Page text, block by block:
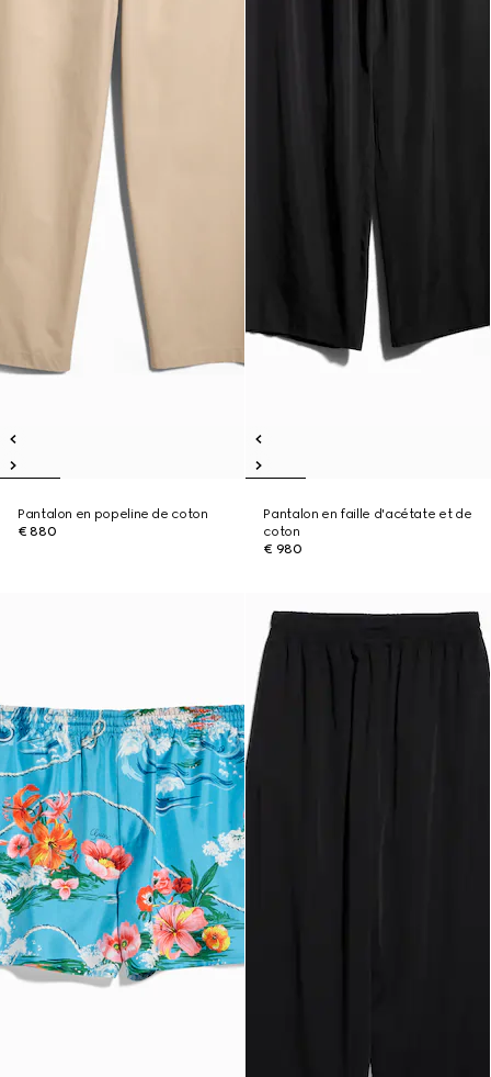
Pantalon en popeline de coton
€ 880
Pantalon en faille d'acétate et de
coton
€ 980